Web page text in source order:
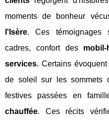
moments de bonheur
l'Isère. Ces témoignages
cadres, confort des mobil-
services. Certains
de soleil sur les sommets
festives passées en
chauffée. Ces récits